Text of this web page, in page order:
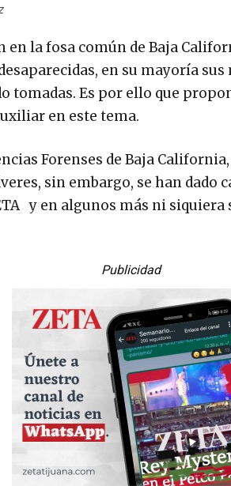
la fosa común de Baja
en su mayoría
tomadas. Es por ello que
en este tema.
Forenses de Baja
sin embargo, se han dado
y en algunos más ni
Publicidad